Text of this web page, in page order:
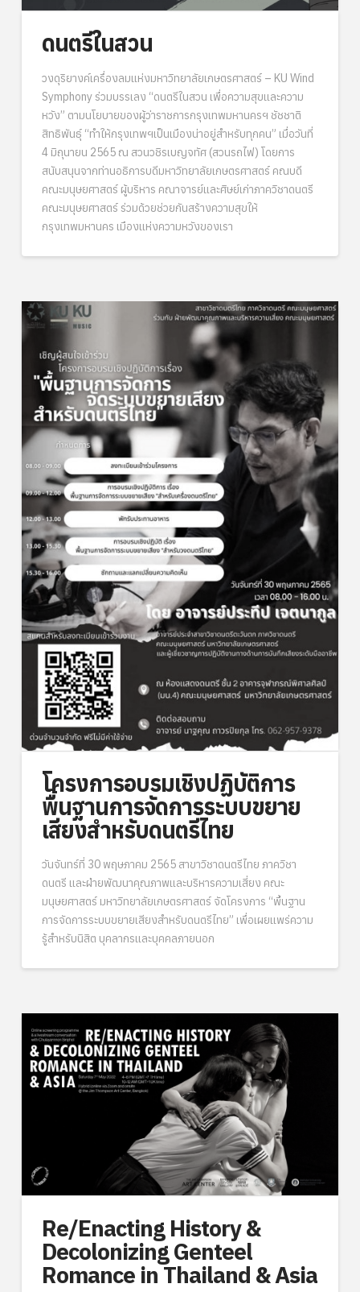
ดนตรีในสวน
วงดุริยางค์เครื่องลมแห่งมหาวิทยาลัยเกษตรศาสตร์ – KU Wind
Symphony ร่วมบรรเลง “ดนตรีในสวน เพื่อความสุขและความ
หวัง” ตามนโยบายของผู้ว่าราชการกรุงเทพมหานครฯ ชัชชาติ
สิทธิพันธุ์ “ทำให้กรุงเทพฯเป็นเมืองน่าอยู่สำหรับทุกคน” เมื่อวันที่
4 มิถุนายน 2565 ณ สวนวชิรเบญจทัศ (สวนรถไฟ) โดยการ
สนับสนุนจากท่านอธิการบดีมหาวิทยาลัยเกษตรศาสตร์ คณบดี
คณะมนุษยศาสตร์ ผู้บริหาร คณาจารย์และศิษย์เก่าภาควิชาดนตรี
คณะมนุษยศาสตร์ ร่วมด้วยช่วยกันสร้างความสุขให้
กรุงเทพมหานคร เมืองแห่งความหวังของเรา
โครงการอบรมเชิงปฏิบัติการ
พื้นฐานการจัดการระบบขยาย
เสียงสำหรับดนตรีไทย
วันจันทร์ที่ 30 พฤษภาคม 2565 สาขาวิชาดนตรีไทย ภาควิชา
ดนตรี และฝ่ายพัฒนาคุณภาพและบริหารความเสี่ยง คณะ
มนุษยศาสตร์ มหาวิทยาลัยเกษตรศาสตร์ จัดโครงการ “พื้นฐาน
การจัดการระบบขยายเสียงสำหรับดนตรีไทย” เพื่อเผยแพร่ความ
รู้สำหรับนิสิต บุคลากรและบุคคลภายนอก
Re/Enacting History &
Decolonizing Genteel
Romance in Thailand & Asia